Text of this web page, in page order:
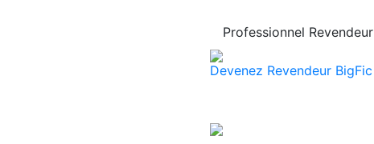
Professionnel Revendeur
Devenez Revendeur